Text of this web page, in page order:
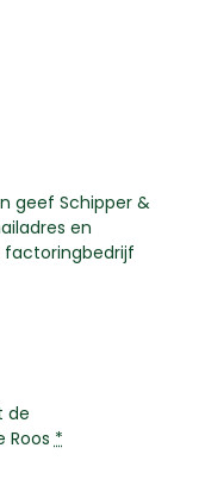
geef Schipper &
en
de
Roos *